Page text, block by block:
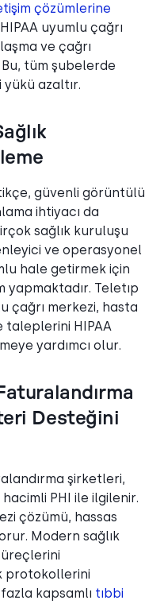
çözümlerine
uyumlu çağrı
ve çağrı
tüm şubelerde
azaltır.
güvenli görüntülü
ihtiyacı da
sağlık kuruluşu
ve operasyonel
hale getirmek için
yapmaktadır. Teletıp
çağrı merkezi, hasta
taleplerini HIPAA
yardımcı olur.
Desteğini
şirketleri,
PHI ile ilgilenir.
çözümü, hassas
Modern sağlık
protokollerini
kapsamlı tıbbi